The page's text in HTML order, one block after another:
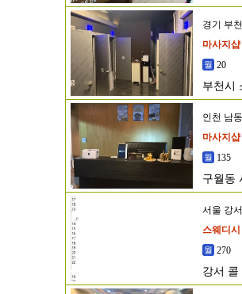
경기 부천
마사지샵
20
부천시
인천 남
마사지샵
135
구월동
서울 강
스웨디시
270
강서 콜